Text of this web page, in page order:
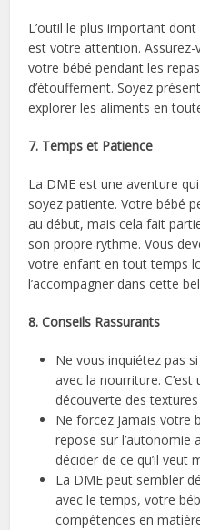
L’outil le plus important
est votre attention.
votre bébé pendant les
d’étouffement. Soyez
explorer les aliments en
7. Temps et Patience
La DME est une aventure
soyez patiente. Votre bébé
au début, mais cela fait
son propre rythme. Vous
votre enfant en tout temps
l’accompagner dans cette
8. Conseils Rassurants
Ne vous inquiétez pas
avec la nourriture.
découverte des
Ne forcez jamais votre
repose sur l’autonomie
décider de ce qu’il veut
La DME peut sembler
avec le temps, votre
compétences en